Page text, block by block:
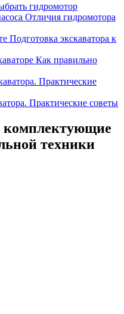
гидромотор
Отличия гидромотора
Подготовка экскаватора к
Как правильно
Практические советы
комплектующие
техники